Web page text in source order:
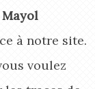
à notre site.
voulez